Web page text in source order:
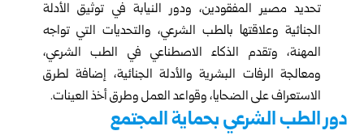
تحديد مصير المفقودين، ودور النيابة في توثيق الأدلة
الجنائية وعلاقتها بالطب الشرعي، والتحديات التي تواجه
المهنة، وتقدم الذكاء الاصطناعي في الطب الشرعي،
ومعالجة الرفات البشرية والأدلة الجنائية، إضافة لطرق
الاستعراف على الضحايا، وقواعد العمل وطرق أخذ العينات.
دور الطب الشرعي بحماية المجتمع